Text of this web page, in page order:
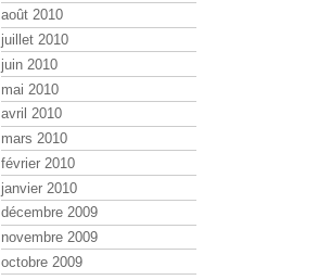
août 2010
juillet 2010
juin 2010
mai 2010
avril 2010
mars 2010
février 2010
janvier 2010
décembre 2009
novembre 2009
octobre 2009